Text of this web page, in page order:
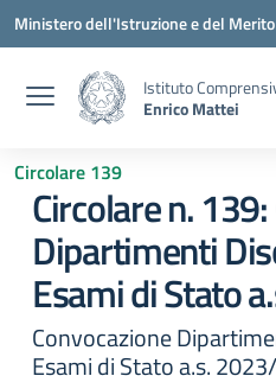
Vai ai contenuti
Vai al menu di navigazione
Vai al footer
Ministero dell'Istruzione e del Merito
Istituto
Enrico Mattei
Circolare 139
Circolare n.
Dipartimenti
Esami di Stato
Convocazione
Esami di Stato a.s.